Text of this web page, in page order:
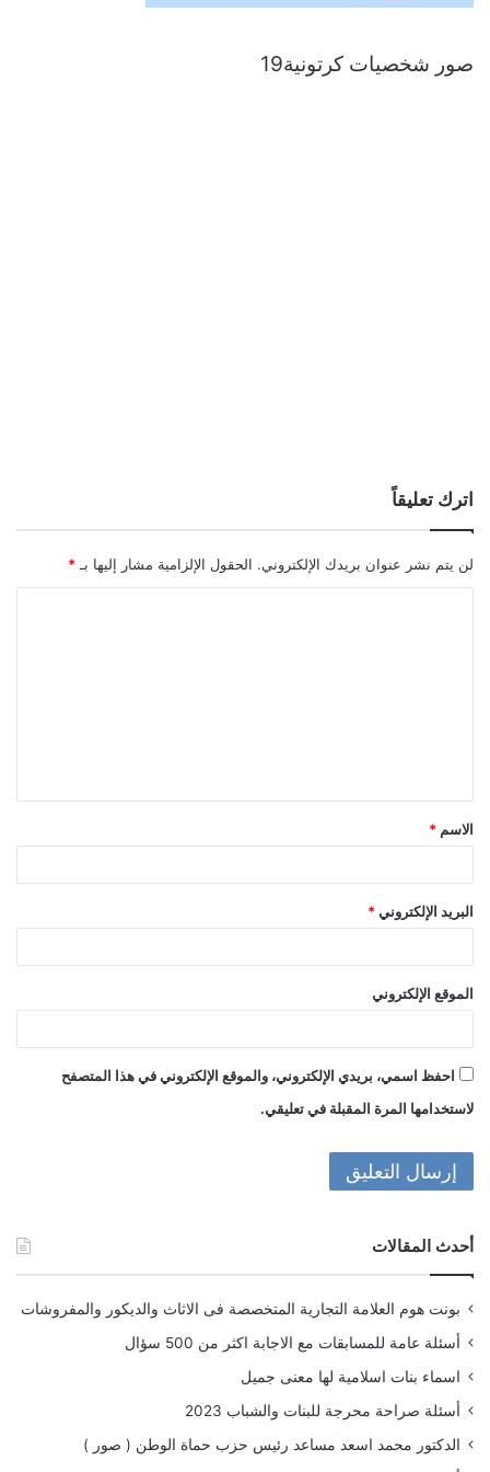
صور شخصيات كرتونية19
اترك تعليقاً
لن يتم نشر عنوان بريدك الإلكتروني. الحقول الإلزامية مشار إليها بـ *
ق
*
الاسم *
البريد الإلكتروني *
الموقع الإلكتروني
احفظ اسمي، بريدي الإلكتروني، والموقع الإلكتروني في هذا المتصفح
لاستخدامها المرة المقبلة في تعليقي.
أحدث المقالات
بونت هوم العلامة التجارية المتخصصة فى الاثاث والديكور والمفروشات
أسئلة عامة للمسابقات مع الاجابة اكثر من 500 سؤال
اسماء بنات اسلامية لها معنى جميل
أسئلة صراحة محرجة للبنات والشباب 2023
الدكتور محمد اسعد مساعد رئيس حزب حماة الوطن ( صور )